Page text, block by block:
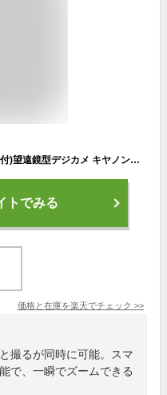
(microSDHCカード＆USBアダプター付)望遠鏡型デジカメ キヤノン(Canon) PowerShot ZOOM (4838C001) パワーショットズーム スポーツ観戦 野鳥観察 動画撮影 バードウォッチング 登山 トレッキング 運動会 発表会に
トでみる
価格と在庫を楽天でチェック >>
撮るが同時に可能。スマ
で、一瞬でズームできる